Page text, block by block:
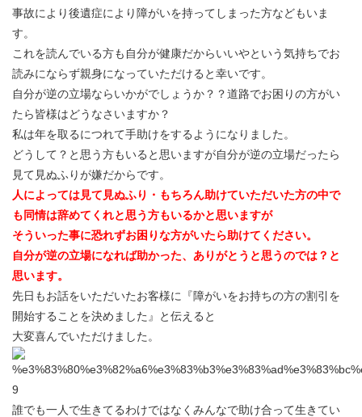
事故により後遺症により障がいを持ってしまった方などもいま
す。
これを読んでいる方も自分が健康だからいいやという気持ちでお
読みにならず親身になっていただけると幸いです。
自分が逆の立場ならいかがでしょうか？？道路でお困りの方がい
たら皆様はどうなさいますか？
私は年を取るにつれて手助けをするようになりました。
どうして？と思う方もいると思いますが自分が逆の立場だったら
見て見ぬふりが嫌だからです。
人によっては見て見ぬふり・もちろん助けていただいた方の中で
も同情は辞めてくれと思う方もいるかと思いますが
そういった事に恐れずお困りな方がいたら助けてください。
自分が逆の立場になれば助かった、ありがとうと思うのでは？と
思います。
先日もお話をいただいたお客様に『障がいをお持ちの方の割引を
開始することを決めました』と伝えると
大変喜んでいただけました。
誰でも一人で生きてるわけではなくみんなで助け合って生きてい